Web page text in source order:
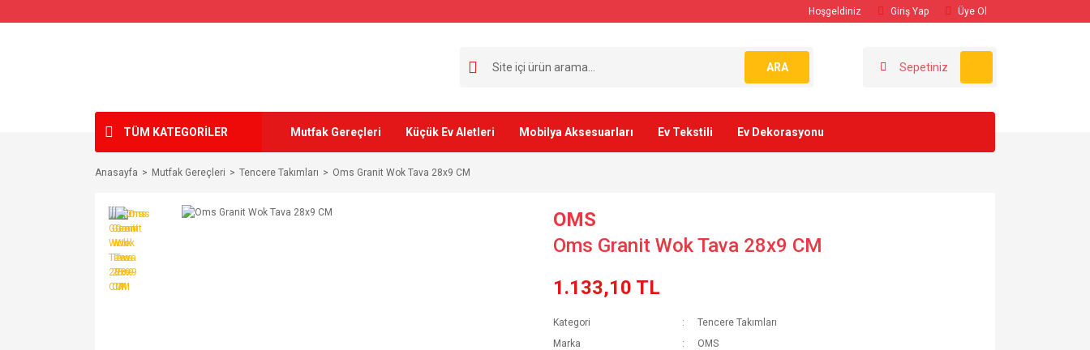
Hoşgeldiniz Giriş Yap Üye Ol
ARA Sepetiniz
TÜM KATEGORİLER Mutfak Gereçleri Küçük Ev Aletleri Mobilya Aksesuarları Ev Tekstili Ev Dekorasyonu
Anasayfa Mutfak Gereçleri Tencere Takımları Oms Granit Wok Tava 28x9 CM
OMS
Oms Granit Wok Tava 28x9 CM
1.133,10 TL
Kategori
Tencere Takımları
Marka
OMS